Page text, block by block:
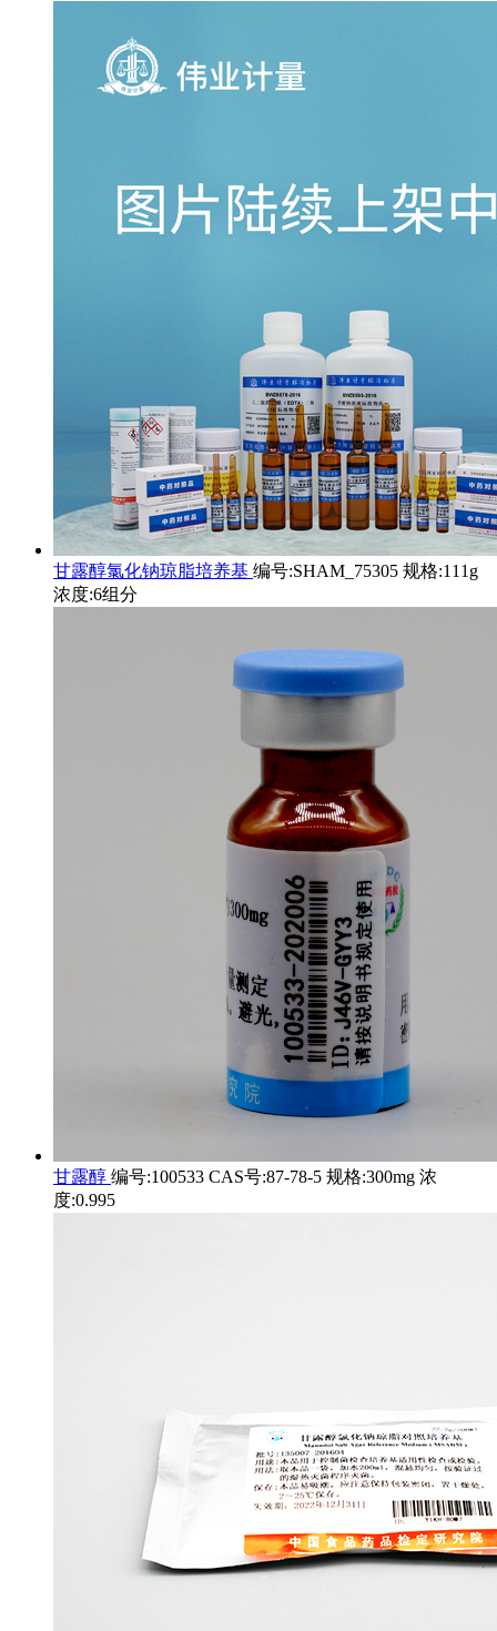
甘露醇氯化钠琼脂培养基 编号:SHAM_75305 规格:111g
浓度:6组分
甘露醇 编号:100533 CAS号:87-78-5 规格:300mg 浓
度:0.995